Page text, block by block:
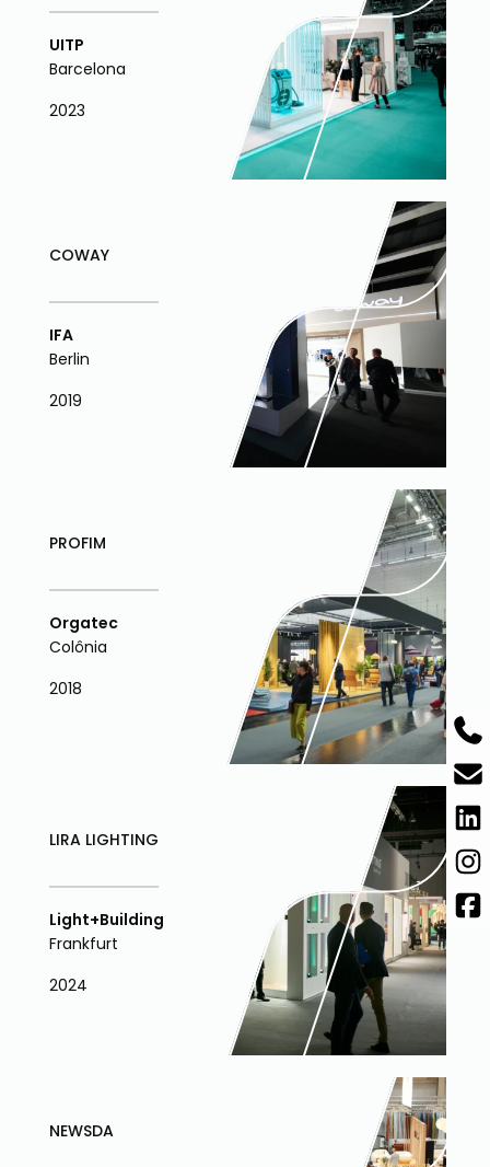
UITP
Barcelona
2023
COWAY
IFA
Berlin
2019
PROFIM
Orgatec
Colônia
2018
LIRA LIGHTING
Light+Building
Frankfurt
2024
NEWSDA